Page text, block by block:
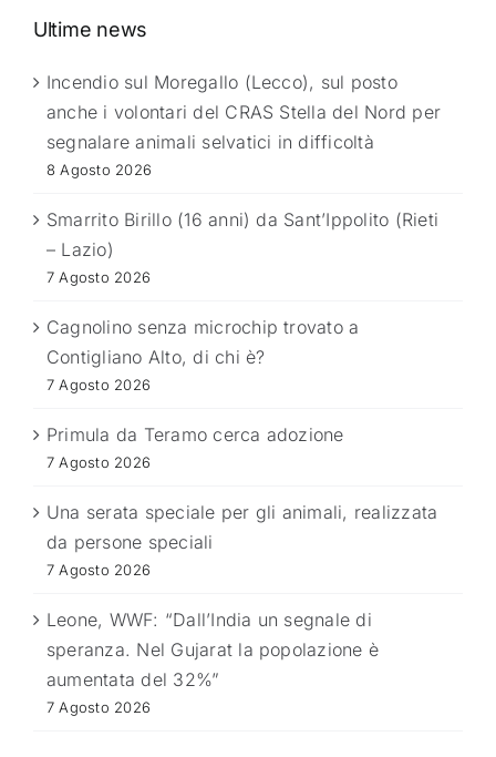
Ultime news
Incendio sul Moregallo (Lecco), sul posto
anche i volontari del CRAS Stella del Nord per
segnalare animali selvatici in difficoltà
8 Agosto 2026
Smarrito Birillo (16 anni) da Sant’Ippolito (Rieti
– Lazio)
7 Agosto 2026
Cagnolino senza microchip trovato a
Contigliano Alto, di chi è?
7 Agosto 2026
Primula da Teramo cerca adozione
7 Agosto 2026
Una serata speciale per gli animali, realizzata
da persone speciali
7 Agosto 2026
Leone, WWF: “Dall’India un segnale di
speranza. Nel Gujarat la popolazione è
aumentata del 32%”
7 Agosto 2026